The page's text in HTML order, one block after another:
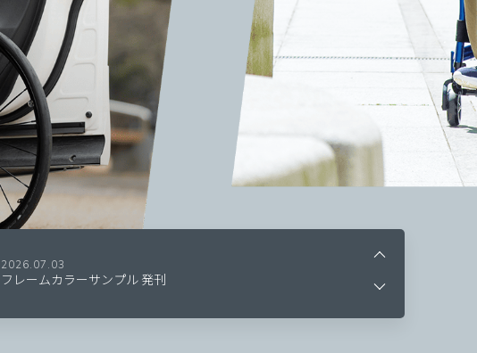
2026.07.21
NACTUS カタログ Vol.2 発刊
フレームカラーサンプル 発刊